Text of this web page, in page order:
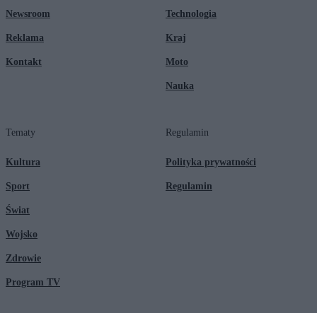
Newsroom
Reklama
Kontakt
Technologia
Kraj
Moto
Nauka
Tematy
Kultura
Sport
Świat
Wojsko
Zdrowie
Program TV
Regulamin
Polityka prywatności
Regulamin